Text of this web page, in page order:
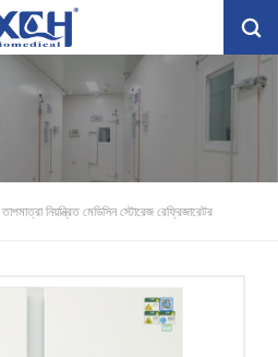
তাপমাত্রা নিয়ন্ত্রিত মেডিসিন স্টোরেজ রেফ্রিজারেটর